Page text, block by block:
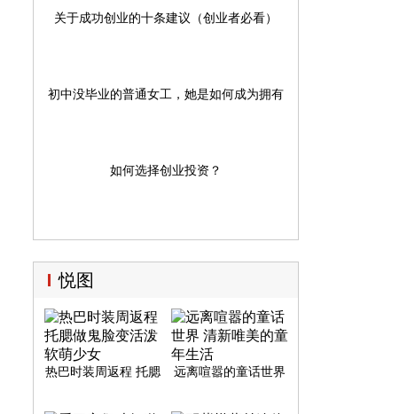
关于成功创业的十条建议（创业者必看）
初中没毕业的普通女工，她是如何成为拥有百亿身家的科技女富
如何选择创业投资？
悦图
热巴时装周返程 托腮
远离喧嚣的童话世界